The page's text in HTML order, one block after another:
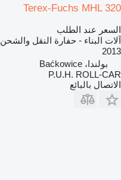
Terex-Fuchs MHL 320
السعر عند الطلب
آلات البناء - حفارة النقل والشحن
2013
بولندا، Baćkowice
P.U.H. ROLL-CAR
الاتصال بالبائع